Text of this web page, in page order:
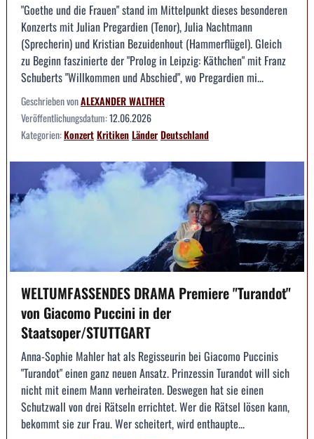
"Goethe und die Frauen" stand im Mittelpunkt dieses besonderen
Konzerts mit Julian Pregardien (Tenor), Julia Nachtmann
(Sprecherin) und Kristian Bezuidenhout (Hammerflügel). Gleich
zu Beginn faszinierte der "Prolog in Leipzig: Käthchen" mit Franz
Schuberts "Willkommen und Abschied", wo Pregardien mi...
Geschrieben vonALEXANDER WALTHER
Veröffentlichungsdatum:12.06.2026
Kategorien:KonzertKritikenLänderDeutschland
WELTUMFASSENDES DRAMA Premiere "Turandot"
von Giacomo Puccini in der
Staatsoper/STUTTGART
Anna-Sophie Mahler hat als Regisseurin bei Giacomo Puccinis
"Turandot" einen ganz neuen Ansatz. Prinzessin Turandot will sich
nicht mit einem Mann verheiraten. Deswegen hat sie einen
Schutzwall von drei Rätseln errichtet. Wer die Rätsel lösen kann,
bekommt sie zur Frau. Wer scheitert, wird enthaupte...